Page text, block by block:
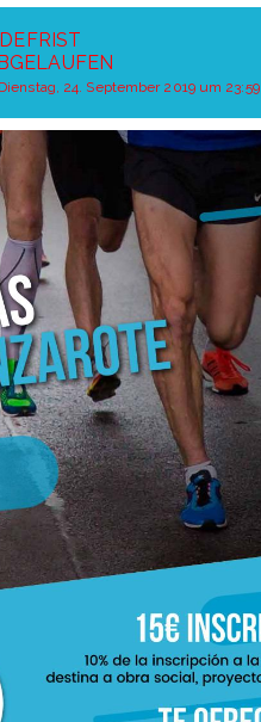
24. September 2019 um 23:59